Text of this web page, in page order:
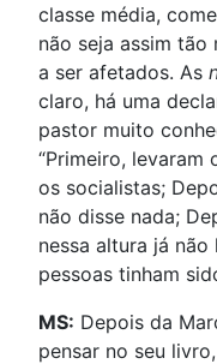
classe média,
não seja assim tão
a ser afetados. As
claro, há uma
pastor muito
“Primeiro, levaram
os socialistas;
não disse nada;
nessa altura já não
pessoas tinham
MS: Depois da
pensar no seu livro,